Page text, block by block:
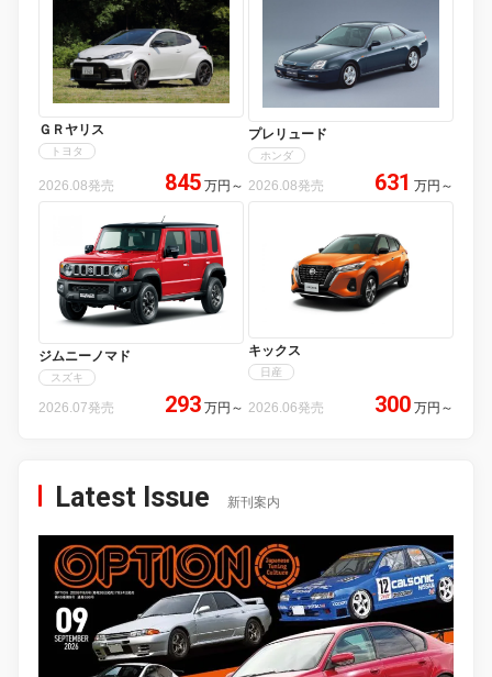
ＧＲヤリス
トヨタ
2026.08発売 845 万円 ～
プレリュード
ホンダ
2026.08発売 631 万円 ～
ジムニーノマド
スズキ
2026.07発売 293 万円 ～
キックス
日産
2026.06発売 300 万円 ～
Latest Issue 新刊案内